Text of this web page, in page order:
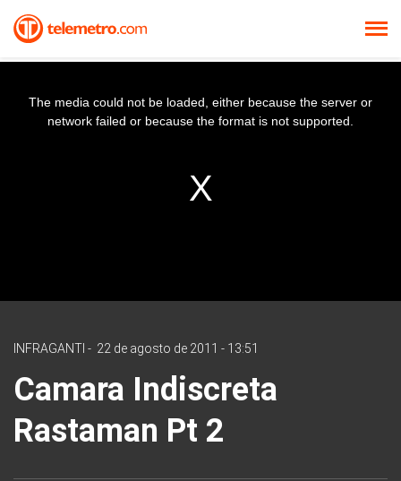
The media could not be loaded, either because the server or
network failed or because the format is not supported.
INFRAGANTI - 22 de agosto de 2011 - 13:51
Camara Indiscreta
Rastaman Pt 2